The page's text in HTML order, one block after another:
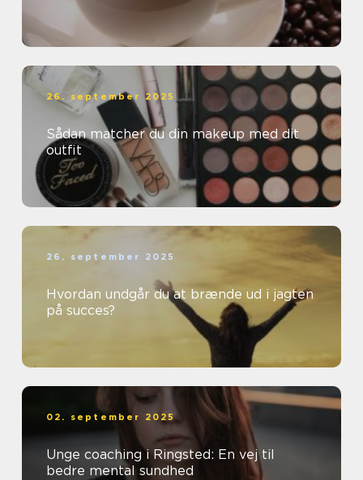
26. september 2025
Sådan matcher du din makeup med dit
outfit
26. september 2025
Hvordan undgår du at brænde ud i jagten
på succes?
02. september 2025
Unge coaching i Ringsted: En vej til
bedre mental sundhed